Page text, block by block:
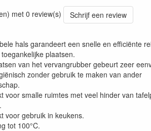
met 0 review(s)
Schrijf een review
hals garandeert een snelle en efficiënte
plaatsen.
van het vervangrubber gebeurt zeer
zonder gebruik te maken van ander
voor smalle ruimtes met veel hinder van
voor gebruik in keukens.
tot 100°C.